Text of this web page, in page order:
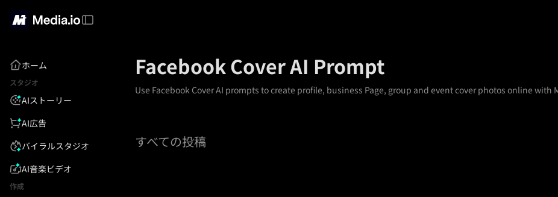
ホーム
スタジオ
AIストーリー
AI広告
バイラルスタジオ
AI音楽ビデオ
作成
Facebook Cover AI Prompt
Use Facebook Cover AI prompts to create profile, business Page, group and event cover photos online
すべての投稿